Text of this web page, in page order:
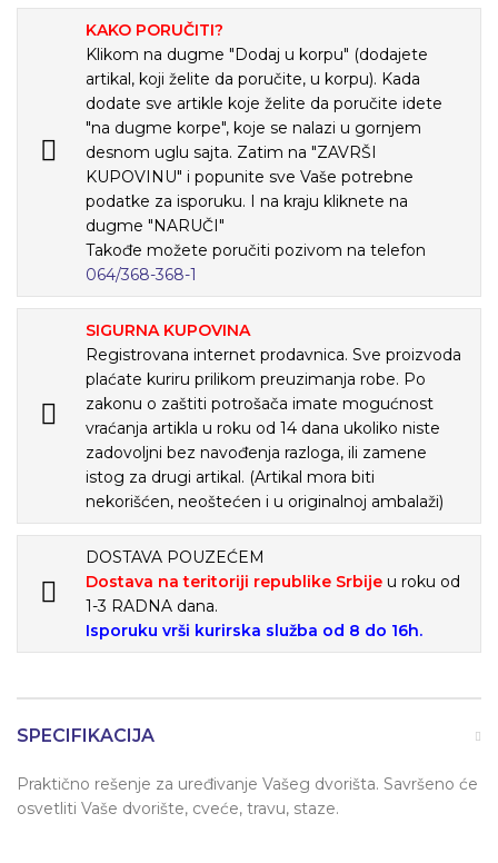
KAKO PORUČITI?
Klikom na dugme "Dodaj u korpu" (dodajete
artikal, koji želite da poručite, u korpu). Kada
dodate sve artikle koje želite da poručite idete
"na dugme korpe", koje se nalazi u gornjem
desnom uglu sajta. Zatim na "ZAVRŠI
KUPOVINU" i popunite sve Vaše potrebne
podatke za isporuku. I na kraju kliknete na
dugme "NARUČI"
Takođe možete poručiti pozivom na telefon
064/368-368-1
SIGURNA KUPOVINA
Registrovana internet prodavnica. Sve proizvoda
plaćate kuriru prilikom preuzimanja robe. Po
zakonu o zaštiti potrošača imate mogućnost
vraćanja artikla u roku od 14 dana ukoliko niste
zadovoljni bez navođenja razloga, ili zamene
istog za drugi artikal. (Artikal mora biti
nekorišćen, neoštećen i u originalnoj ambalaži)
DOSTAVA POUZEĆEM
Dostava na teritoriji republike Srbije u roku od
1-3 RADNA dana.
Isporuku vrši kurirska služba od 8 do 16h.
SPECIFIKACIJA
Praktično rešenje za uređivanje Vašeg dvorišta. Savršeno će
osvetliti Vaše dvorište, cveće, travu, staze.